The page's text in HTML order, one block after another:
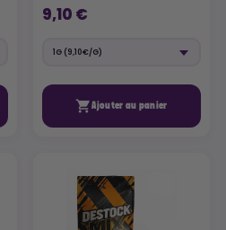
9,10 €
Ajouter au panier